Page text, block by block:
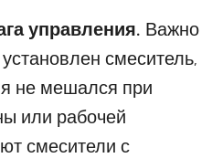
управления. Важно
смеситель,
не мешался при
или рабочей
смесители с